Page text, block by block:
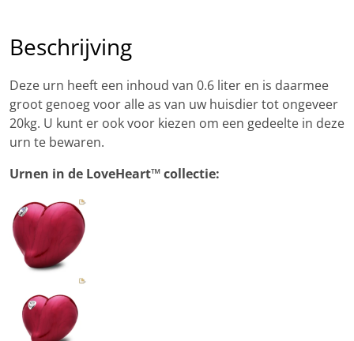
Beschrijving
Deze urn heeft een inhoud van 0.6 liter en is daarmee
groot genoeg voor alle as van uw huisdier tot ongeveer
20kg. U kunt er ook voor kiezen om een gedeelte in deze
urn te bewaren.
Urnen in de LoveHeart™ collectie: